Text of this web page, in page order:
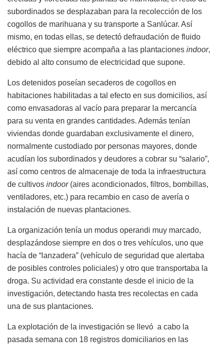
subordinados se desplazaban para la recolección de los
cogollos de marihuana y su transporte a Sanlúcar. Así
mismo, en todas ellas, se detectó defraudación de fluido
eléctrico que siempre acompaña a las plantaciones indoor,
debido al alto consumo de electricidad que supone.
Los detenidos poseían secaderos de cogollos en
habitaciones habilitadas a tal efecto en sus domicilios, así
como envasadoras al vacío para preparar la mercancía
para su venta en grandes cantidades. Además tenían
viviendas donde guardaban exclusivamente el dinero,
normalmente custodiado por personas mayores, donde
acudían los subordinados y deudores a cobrar su “salario”,
así como centros de almacenaje de toda la infraestructura
de cultivos indoor(aires acondicionados, filtros, bombillas,
ventiladores, etc.) para recambio en caso de avería o
instalación de nuevas plantaciones.
La organización tenía un modus operandi muy marcado,
desplazándose siempre en dos o tres vehículos, uno que
hacía de “lanzadera” (vehículo de seguridad que alertaba
de posibles controles policiales) y otro que transportaba la
droga. Su actividad era constante desde el inicio de la
investigación, detectando hasta tres recolectas en cada
una de sus plantaciones.
La explotación de la investigación se llevó a cabo la
pasada semana con 18 registros domiciliarios en las